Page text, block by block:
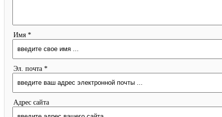
Имя *
Эл. почта *
Адрес сайта